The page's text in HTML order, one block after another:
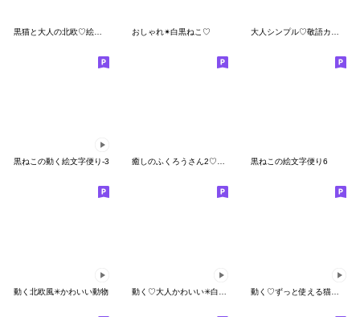
おしゃれ✴︎白黒ねこ♡
黒ねこの動く絵文字便り-3 癒しのふくろうさん2♡シンプル 黒ねこの絵文字便り6
動く北欧風✳︎かわいい動物 動く♡ずっと使える猫ちゃん絵文字